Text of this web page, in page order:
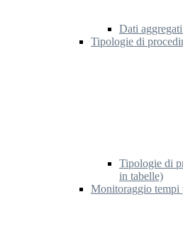
Dati
Tipologie di
Tipologie di
in tabelle)
Monitoraggio tempi